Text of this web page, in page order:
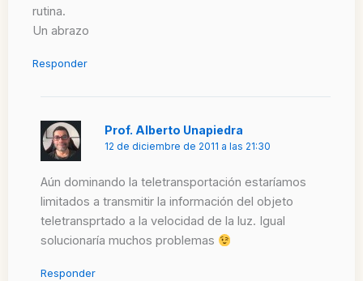
rutina.
Un abrazo
Responder
Prof. Alberto Unapiedra
12 de diciembre de 2011 a las 21:30
Aún dominando la teletransportación estaríamos
limitados a transmitir la información del objeto
teletransprtado a la velocidad de la luz. Igual
solucionaría muchos problemas
Responder